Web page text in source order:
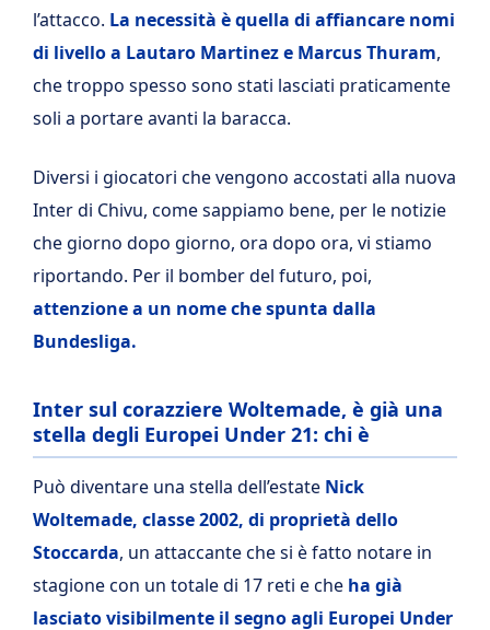
l’attacco. La necessità è quella di affiancare nomi
di livello a Lautaro Martinez e Marcus Thuram,
che troppo spesso sono stati lasciati praticamente
soli a portare avanti la baracca.
Diversi i giocatori che vengono accostati alla nuova
Inter di Chivu, come sappiamo bene, per le notizie
che giorno dopo giorno, ora dopo ora, vi stiamo
riportando. Per il bomber del futuro, poi,
attenzione a un nome che spunta dalla
Bundesliga.
Inter sul corazziere Woltemade, è già una
stella degli Europei Under 21: chi è
Può diventare una stella dell’estate Nick
Woltemade, classe 2002, di proprietà dello
Stoccarda, un attaccante che si è fatto notare in
stagione con un totale di 17 reti e che ha già
lasciato visibilmente il segno agli Europei Under